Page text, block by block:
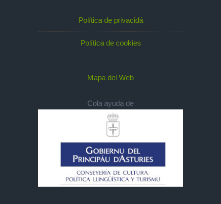
Política de privacidá
Política de cookies
Mapa del Web
Cola ayuda de